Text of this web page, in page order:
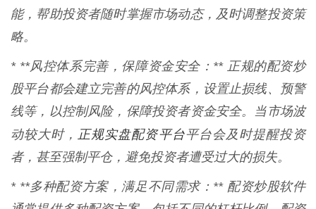
能，帮助投资者随时掌握市场动态，及时调整投资策
略。
* **风控体系完善，保障资金安全：** 正规的配资炒
股平台都会建立完善的风控体系，设置止损线、预警
线等，以控制风险，保障投资者资金安全。当市场波
动较大时， 正规实盘配资平台平台会及时提醒投资
者，甚至强制平仓，避免投资者遭受过大的损失。
* **多种配资方案，满足不同需求：** 配资炒股软件